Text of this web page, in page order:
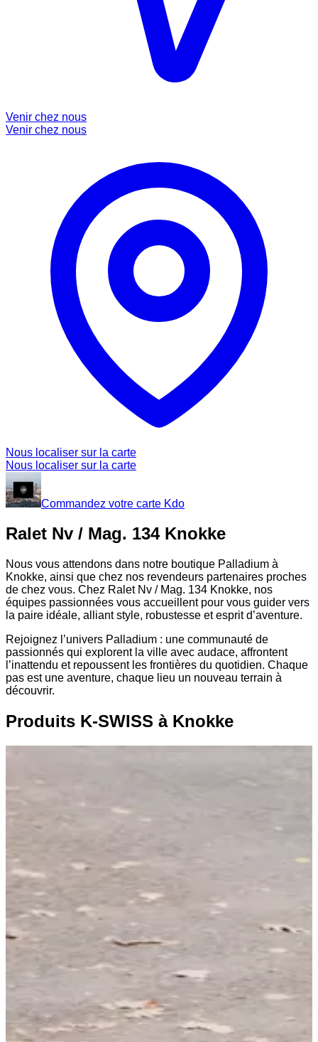
Venir chez nous
Venir chez nous
Nous localiser sur la carte
Nous localiser sur la carte
Commandez votre carte Kdo
Ralet Nv / Mag. 134 Knokke
Nous vous attendons dans notre boutique Palladium à
Knokke, ainsi que chez nos revendeurs partenaires proches
de chez vous. Chez Ralet Nv / Mag. 134 Knokke, nos
équipes passionnées vous accueillent pour vous guider vers
la paire idéale, alliant style, robustesse et esprit d’aventure.
Rejoignez l’univers Palladium : une communauté de
passionnés qui explorent la ville avec audace, affrontent
l’inattendu et repoussent les frontières du quotidien. Chaque
pas est une aventure, chaque lieu un nouveau terrain à
découvrir.
Produits K-SWISS à Knokke